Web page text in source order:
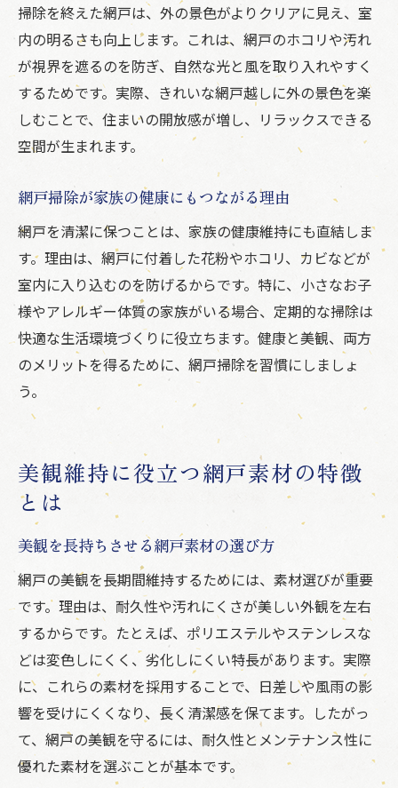
掃除を終えた網戸は、外の景色がよりクリアに見え、室
内の明るさも向上します。これは、網戸のホコリや汚れ
が視界を遮るのを防ぎ、自然な光と風を取り入れやすく
するためです。実際、きれいな網戸越しに外の景色を楽
しむことで、住まいの開放感が増し、リラックスできる
空間が生まれます。
網戸掃除が家族の健康にもつながる理由
網戸を清潔に保つことは、家族の健康維持にも直結しま
す。理由は、網戸に付着した花粉やホコリ、カビなどが
室内に入り込むのを防げるからです。特に、小さなお子
様やアレルギー体質の家族がいる場合、定期的な掃除は
快適な生活環境づくりに役立ちます。健康と美観、両方
のメリットを得るために、網戸掃除を習慣にしましょ
う。
美観維持に役立つ網戸素材の特徴
とは
美観を長持ちさせる網戸素材の選び方
網戸の美観を長期間維持するためには、素材選びが重要
です。理由は、耐久性や汚れにくさが美しい外観を左右
するからです。たとえば、ポリエステルやステンレスな
どは変色しにくく、劣化しにくい特長があります。実際
に、これらの素材を採用することで、日差しや風雨の影
響を受けにくくなり、長く清潔感を保てます。したがっ
て、網戸の美観を守るには、耐久性とメンテナンス性に
優れた素材を選ぶことが基本です。